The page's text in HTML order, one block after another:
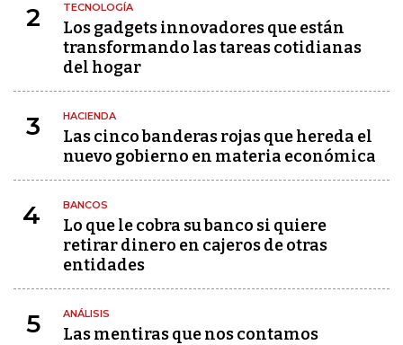
2 TECNOLOGÍA
Los gadgets innovadores que están
transformando las tareas cotidianas
del hogar
3 HACIENDA
Las cinco banderas rojas que hereda el
nuevo gobierno en materia económica
4 BANCOS
Lo que le cobra su banco si quiere
retirar dinero en cajeros de otras
entidades
5 ANÁLISIS
Las mentiras que nos contamos